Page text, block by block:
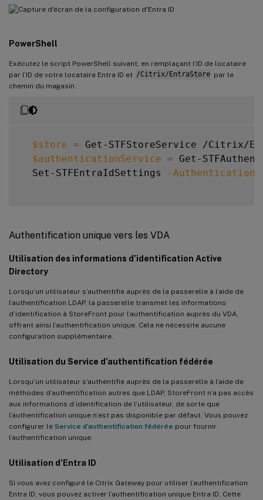
PowerShell
Exécutez le script PowerShell suivant, en remplaçant l’ID de locataire
par l’ID de votre locataire Entra ID et /Citrix/EntraStore par le
chemin du magasin.
$store = Get-STFStoreService /Citrix/
$authenticationService = Get-
  Set-STFEntraIdSettings
-
Authentification unique vers les VDA
Utilisation des informations d’identification Active
Directory
Lorsqu’un utilisateur s’authentifie auprès de la passerelle à l’aide de
l’authentification LDAP, la passerelle transmet les informations
d’identification à StoreFront pour l’authentification auprès du VDA,
offrant ainsi l’authentification unique. Cela ne nécessite aucune
configuration supplémentaire.
Utilisation du Service d’authentification fédérée
Lorsqu’un utilisateur s’authentifie auprès de la passerelle à l’aide de
méthodes d’authentification autres que LDAP, StoreFront n’a pas accès
aux informations d’identification de l’utilisateur, de sorte que
l’authentification unique n’est pas disponible par défaut. Vous pouvez
configurer le Service d’authentification fédérée pour fournir
l’authentification unique.
Utilisation d’Entra ID
Si vous avez configuré le Citrix Gateway pour utiliser l’authentification
Entra ID, vous pouvez activer l’authentification unique Entra ID. Cette